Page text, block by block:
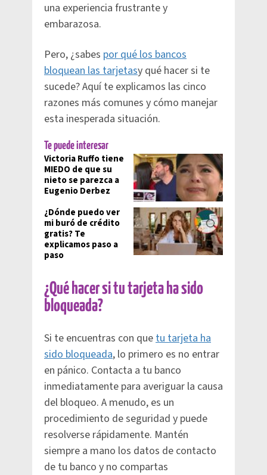
una experiencia frustrante y
embarazosa.
Pero, ¿sabes por qué los bancos
bloquean las tarjetasy qué hacer si te
sucede? Aquí te explicamos las cinco
razones más comunes y cómo manejar
esta inesperada situación.
Te puede interesar
Victoria Ruffo tiene
MIEDO de que su
nieto se parezca a
Eugenio Derbez
¿Dónde puedo ver
mi buró de crédito
gratis? Te
explicamos paso a
paso
¿Qué hacer si tu tarjeta ha sido
bloqueada?
Si te encuentras con quetu tarjeta ha
sido bloqueada, lo primero es no entrar
en pánico. Contacta a tu banco
inmediatamente para averiguar la causa
del bloqueo. A menudo, es un
procedimiento de seguridad y puede
resolverse rápidamente. Mantén
siempre a mano los datos de contacto
de tu banco y no compartas